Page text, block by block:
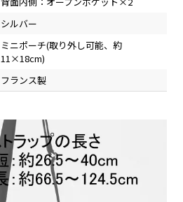
シルバー
ミニポーチ(取り外し可能、約
11×18cm)
フランス製